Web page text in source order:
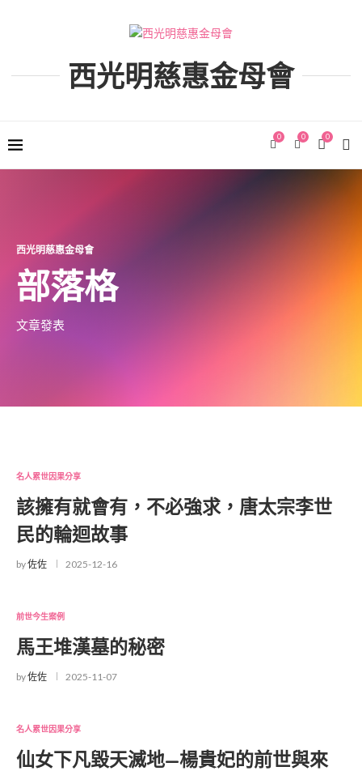
西光明慈惠金母會
0
0
0
西光明慈惠金母會
部落格
文章發表
名人累世因果分享
該擁有就會有，不必強求，唐太宗李世
民的輪迴故事
by佐佐 2025-12-16
前世今生案例
馬王堆漢墓的秘密
by佐佐 2025-11-07
名人累世因果分享
仙女下凡毀天滅地—楊貴妃的前世與來